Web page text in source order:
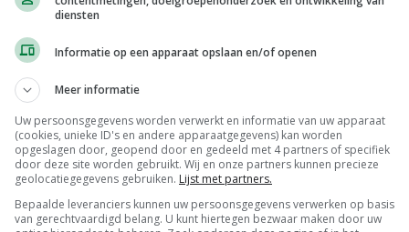
dat elke vorm van wietteelt beschouwt
duwt.
van lieden die elk aanknopingspunt voor een
te herhalen. Tot slot de absurdistische en
naar de apotheek kunt.
verlammen. De werkelijke discussie zou namelijk
van mediwiet en qua productie
diensten
Informatie op een apparaat opslaan en/of openen
Meer informatie
Uw persoonsgegevens worden verwerkt en informatie van uw apparaat
(cookies, unieke ID's en andere apparaatgegevens) kan worden
opgeslagen door, geopend door en gedeeld met 4 partners of specifiek
door deze site worden gebruikt. Wij en onze partners kunnen precieze
geolocatiegegevens gebruiken. Lijst met partners.
Bepaalde leveranciers kunnen uw persoonsgegevens verwerken op basis
van gerechtvaardigd belang. U kunt hiertegen bezwaar maken door uw